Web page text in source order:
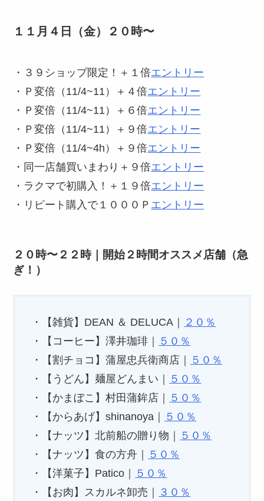
１１月４日（金）２０時〜
・３９ショップ限定！＋１倍エントリー
・Ｐ変倍（11/4~11）＋４倍エントリー
・Ｐ変倍（11/4~11）＋６倍エン トリー
・Ｐ変倍（11/4~11）＋９倍エントリー
・Ｐ変倍（11/4~4h）＋９倍エントリー
・同一店舗買いまわり＋９倍エントリー
・ラクマで初購入！＋１９倍エントリー
・リピート購入で１０００Ｐ エントリー
２０時〜２２時｜開始２時間オススメ店舗（急
ぎ！）
・【雑貨】DEAN ＆ DELUCA｜
２０％
・【コーヒー】澤井珈琲｜
５０％
・【割チョコ】蒲屋忠兵衛商店｜
５０％
・【うどん】麺屋どんまい｜
５０％
・【かまぼこ】村田蒲鉾店｜
５０％
・【からあげ】shinanoya｜
５０％
・【ナッツ】北前船の贈り物｜
５０％
・【ナッツ】食の方舟｜
５０％
・【洋菓子】Patico｜
５０％
・【お肉】スカルネ卸売｜
３０％